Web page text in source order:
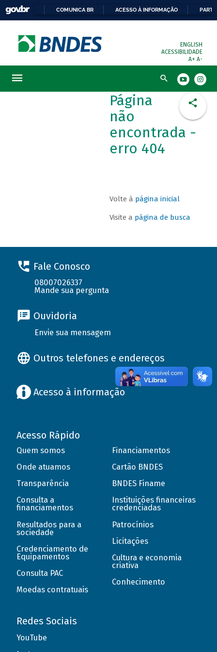
COMUNICA BR ACESSO À INFORMAÇÃO
ENGLISH
ACESSIBILIDADE
A+ A-
Busca
Página
não
encontrada -
erro 404
Volte à página inicial
Visite a página de busca
Fale Conosco
08007026337
Mande sua pergunta
Ouvidoria
Envie sua mensagem
Outros telefones e endereços
Acesso à informação
Acesso Rápido
Quem somos
Onde atuamos
Transparência
Consulta a
financiamentos
Resultados para a
sociedade
Credenciamento de
Equipamentos
Consulta PAC
Moedas contratuais
Financiamentos
Cartão BNDES
BNDES Finame
Instituições financeiras
credenciadas
Patrocínios
Licitações
Cultura e economia
criativa
Conhecimento
Redes Sociais
YouTube